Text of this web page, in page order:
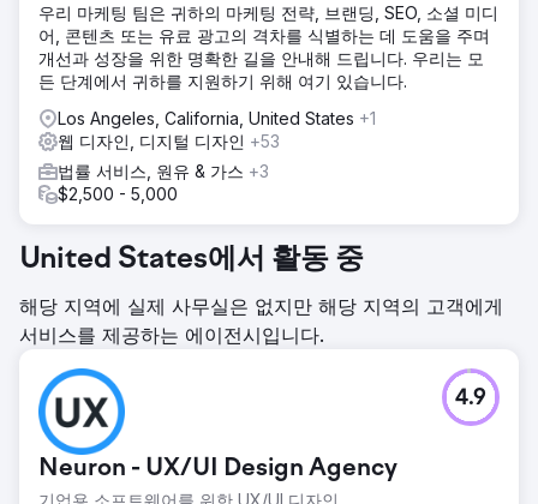
우리 마케팅 팀은 귀하의 마케팅 전략, 브랜딩, SEO, 소셜 미디
어, 콘텐츠 또는 유료 광고의 격차를 식별하는 데 도움을 주며
개선과 성장을 위한 명확한 길을 안내해 드립니다. 우리는 모
든 단계에서 귀하를 지원하기 위해 여기 있습니다.
Los Angeles, California, United States +1
웹 디자인, 디지털 디자인 +53
법률 서비스, 원유 & 가스 +3
$2,500 - 5,000
United States에서 활동 중
해당 지역에 실제 사무실은 없지만 해당 지역의 고객에게
서비스를 제공하는 에이전시입니다.
Neuron - UX/UI Design Agency
기업용 소프트웨어를 위한 UX/UI 디자인
4.9